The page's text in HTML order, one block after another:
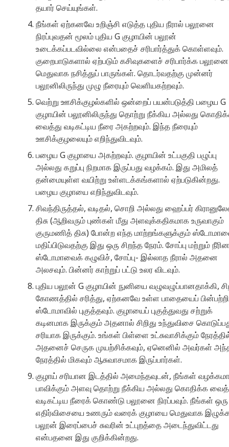
தயார் செய்யுங்கள்.
நீங்கள் ஏற்கனவே உறிஞ்சி எடுத்த புதிய நீரால் பலூனை
நிரப்புவதன் மூலம் புதிய G குழாயின் பலூன்
உடைக்கப்படவில்லை என்பதைச் சரிபார்த்துக் கொள்ளவும்.
குறைபாடுகளால் ஏற்படும் கசிவுகளைச் சரிபார்க்க பலூனை
மெதுவாக நசித்துப் பாருங்கள். தொடர்வதற்கு முன்னர்
பலூனிலிருந்து முழு நீரையும் வெளியகற்றவும்.
வெற்று ஊசிக்குழல்களில் ஒன்றைப் பயன்படுத்தி பழைய G
குழாயின் பலூனிலிருந்து தொற்று நீக்கிய அல்லது
வைத்து வடிகட்டிய நீரை அகற்றவும். இந்த நீரையும்
ஊசிக்குழலையும் எறிந்துவிடவும்.
பழைய G குழாயை அகற்றவும். குழாயின் உட்பகுதி பழுப்பு
அல்லது கறுப்பு நிறமாக இருப்பது வழக்கம். இது அமிலத்
தன்மையுள்ள வயிற்று உள்ளடக்கங்களால் ஏற்படுகின்றது.
பழைய குழாயை எறிந்துவிடவும்.
சிவந்திருத்தல், வடிதல், சொறி அல்லது ஹைப்பர்
திசு (ஆறிவரும் புண்கள் மீது அளவுக்கதிகமாக உருவாகும்
குருமணித் திசு) போன்ற எந்த மாற்றங்களுக்கும்
மதிப்பிடுவதற்கு இது ஒரு சிறந்த நேரம். சோப்பு மற்றும்
ஸ்டோமாவைக் கழுவிச், சோப்பு- இல்லாத நீரால் அதனை
அலசவும். பின்னர் காற்றுப் பட்டு உலர விடவும்.
புதிய பலூன் G குழாயின் நுனியை வழுவழுப்பானதாக்கி,
கோணத்தில் சரித்து, ஏற்கனவே உள்ள பாதையைப் பின்பற்றி
ஸ்டோமாவில் புகுத்தவும். குழாயைப் புகுத்துவது சற்றுக்
கடினமாக இருக்கும் அதனால் சிறிது உந்துவிசை
சரியாக இருக்கும். உங்கள் பிள்ளை உட்சுவாசிக்கும்
அதனைச் செருக முயற்சிக்கவும், ஏனெனில் அவர்கள்
நேரத்தில் மிகவும் ஆசுவாசமாக இருப்பார்கள்.
குழாய் சரியான இடத்தில் அமைந்தவுடன், நீங்கள்
பாவிக்கும் அளவு தொற்று நீக்கிய அல்லது கொதிக்க
வடிகட்டிய நீரைக் கொண்டு பலூனை நிரப்பவும். நீங்கள் ஒரு
எதிர்விசையை உணரும் வரைக் குழாயை மெதுவாக
பலூன் இரைப்பைச் சுவரின் உட்புறத்தை அடைந்துவிட்டது
என்பதனை இது குறிக்கின்றது.